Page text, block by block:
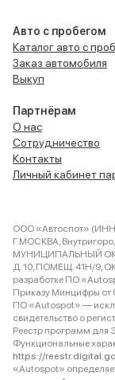
Авто с пробегом
Каталог авто с
Заказ автомобиля
Выкуп
Партнёрам
О нас
Сотрудничество
Контакты
Личный кабинет
ООО «Автоспот» (ИНН
Г.МОСКВА,
МУНИЦИПАЛЬНЫЙ
Д. 10, ПОМЕЩ. 41Н/9,
разработке ПО
Приказу Минцифры от
ПО «Autospot» —
свидетельство о
Реестр программ для
Функциональные
https://
«Autospot»